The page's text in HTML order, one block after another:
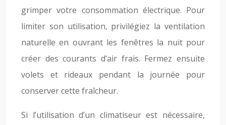
grimper votre consommation électrique. Pour
limiter son utilisation, privilégiez la ventilation
naturelle en ouvrant les fenêtres la nuit pour
créer des courants d’air frais. Fermez ensuite
volets et rideaux pendant la journée pour
conserver cette fraîcheur.
Si l’utilisation d’un climatiseur est nécessaire,